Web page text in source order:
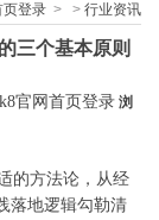
页登录 > > 行业资讯
三个基本原则
官网首页登录浏
的方法论，从经
落地逻辑勾勒清